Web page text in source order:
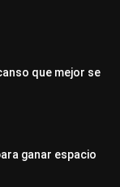
que mejor se
ganar espacio